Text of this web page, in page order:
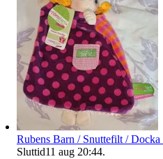
Rubens Barn / Snuttefilt / Docka
Sluttid11 aug 20:44.